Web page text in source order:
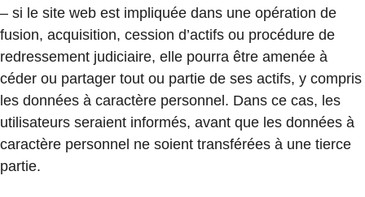
– si le site web est impliquée dans une opération de
fusion, acquisition, cession d’actifs ou procédure de
redressement judiciaire, elle pourra être amenée à
céder ou partager tout ou partie de ses actifs, y compris
les données à caractère personnel. Dans ce cas, les
utilisateurs seraient informés, avant que les données à
caractère personnel ne soient transférées à une tierce
partie.